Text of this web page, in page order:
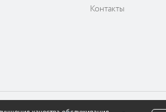
Контакты